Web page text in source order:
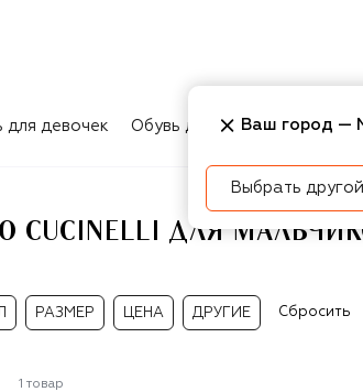
для девочек Обувь для мальчиков
ДЛЯ
РАЗМЕР ЦЕНА ДРУГИЕ Сбросить
1 товар
Ваш город —
Выбрать другой